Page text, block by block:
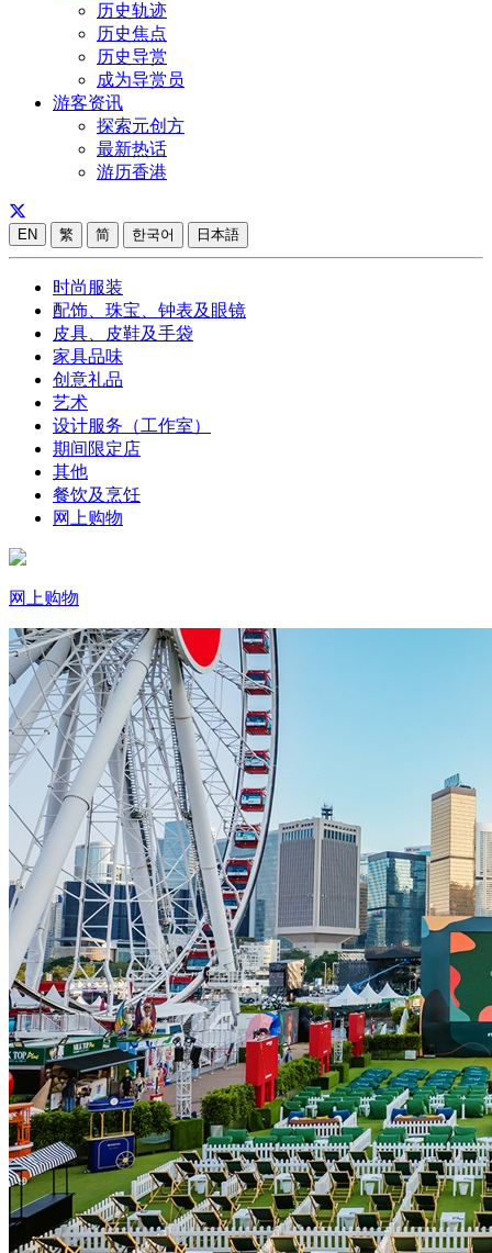
历史轨迹
历史焦点
历史导赏
成为导赏员
游客资讯
探索元创方
最新热话
游历香港
EN 繁 简 한국어 日本語
时尚服装
配饰、珠宝、钟表及眼镜
皮具、皮鞋及手袋
家具品味
创意礼品
艺术
设计服务（工作室）
期间限定店
其他
餐饮及烹饪
网上购物
网上购物